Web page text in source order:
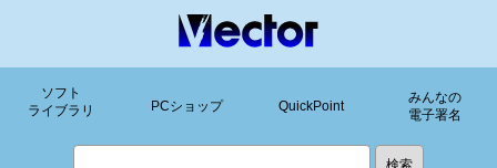
ソフト
ライブラリ
PCショップ QuickPoint
みんなの
電子署名